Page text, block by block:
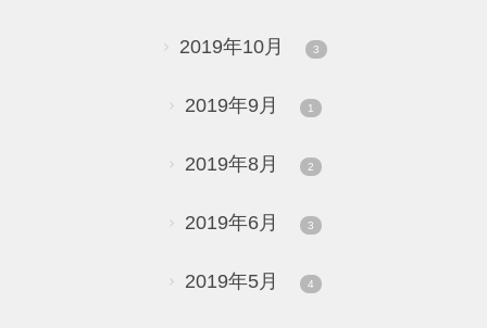
2019年10月 3
2019年9月 1
2019年8月 2
2019年6月 3
2019年5月 4